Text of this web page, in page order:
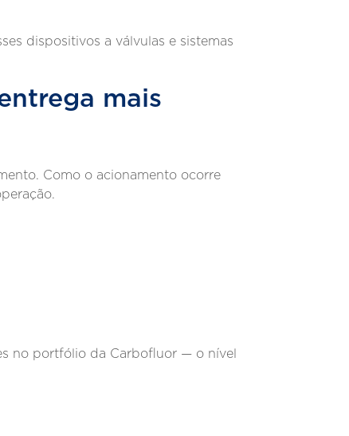
dispositivos a válvulas e sistemas
mais
Como o acionamento ocorre
no portfólio da Carbofluor — o nível